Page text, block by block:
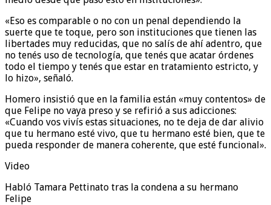
«Eso es comparable o no con un penal dependiendo la
suerte que te toque, pero son instituciones que tienen las
libertades muy reducidas, que no salís de ahí adentro, que
no tenés uso de tecnología, que tenés que acatar órdenes
todo el tiempo y tenés que estar en tratamiento estricto, y
lo hizo», señaló.
Homero insistió que en la familia están «muy contentos» de
que Felipe no vaya preso y se refirió a sus adicciones:
«Cuando vos vivís estas situaciones, no te deja de dar alivio
que tu hermano esté vivo, que tu hermano esté bien, que te
pueda responder de manera coherente, que esté funcional».
Video
Habló Tamara Pettinato tras la condena a su hermano
Felipe